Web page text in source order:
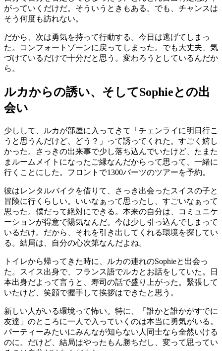
がっていくだけだ。そういうときもある。でも、チャンスは
そう何度も訪れない。
だから、次は勇気を持って行動する。今日は逃げてしまっ
た。コンフォートゾーンに戻ってしまった。でも大丈夫、気
づけているだけで十分だと思う。変わろうとしているんだか
ら。
ルカからの誘い、そしてSophieとの出
会い
少しして、ルカが部屋に入ってきて「チェンライに明日行こ
うと思うんだけど、どう？」って誘ってくれた。すごく嬉し
かった。さっきの出来事で少し落ち込んでいたけど、たまた
まルームメイトになったご縁なんだからって思って、一緒に
行くことにした。フロントで1300バーツのツアーを予約。
彼はレンタルバイクを借りて、さっき出会ったスイスの子と
冒険に行くらしい。いいなぁって思ったし、すごいなぁって
思った。僕だって絶対にできる。本来の自分は、コミュニケ
ーションが得意で陽気なんだ。今は少し引っ込んでしまって
いるだけ。だから、それを引き出してくれる環境を探してい
る。結局は、自分の心次第なんだよね。
トイレから帰ってきた時に、ルカの連れのSophieと出会っ
た。スイス出身で、フランス語でルカとお話をしていた。日
本出身だよって言うと、寿司の話で盛り上がった。緊張して
いたけど、笑顔で握手して挨拶はできたと思う。
新しい人がいる環境って怖い。特に、「誰かと誰かがすでに
友達」のところに一人で入っていくのは本当に勇気がいる。
パーティーみたいにみんなが知らない人同士なら全然いける
のに。だけど、結局はやったもん勝ちだし、変って思ってい